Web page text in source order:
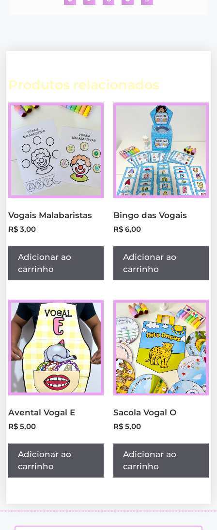
Produtos relacionados
Vogais Malabaristas
R$ 3,00
Adicionar ao
carrinho
Bingo das Vogais
R$ 6,00
Adicionar ao
carrinho
Avental Vogal E
R$ 5,00
Adicionar ao
carrinho
Sacola Vogal O
R$ 5,00
Adicionar ao
carrinho